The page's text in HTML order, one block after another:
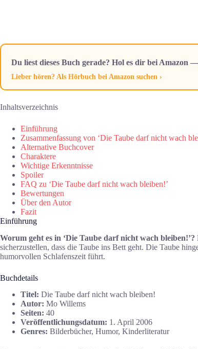
Du liest dieses Buch gerade? Hol es dir bei Amazon
Lieber hören? Als Hörbuch bei Amazon suchen ›
Inhaltsverzeichnis
Einführung
Zusammenfassung von ‘Die Taube darf nicht wach
Alternative Buchcover
Charaktere
Wichtige Erkenntnisse
Spoiler
FAQ zu ‘Die Taube darf nicht wach bleiben!’
Bewertungen
Über den Autor
Fazit
Einführung
Worum geht es in ‘Die Taube darf nicht wach bleiben!’?
sicherzustellen, dass die Taube ins Bett geht. Die Taube
humorvollen Schlafenszeit führt.
Buchdetails
Titel: Die Taube darf nicht wach bleiben!
Autor: Mo Willems
Seiten: 40
Veröffentlichungsdatum: 1. April 2006
Genres: Bilderbücher, Humor, Kinderliteratur